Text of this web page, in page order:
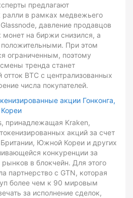
предлагают
ралли в рамках медвежьего
давление продавцов
монет на биржи снизился, а
положительными. При этом
ограниченным, поэтому
тренда станет
BTC с централизованных
числа покупателей.
акции Гонконга,
принадлежащая Kraken,
акций за счет
Британии, Южной Кореи и других
конкуренции за
в блокчейн. Для этого
партнерство с GTN, которая
более чем к 90 мировым
за исполнение сделок,